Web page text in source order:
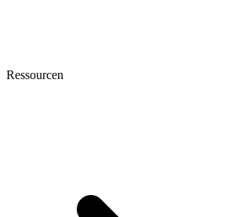
Ressourcen